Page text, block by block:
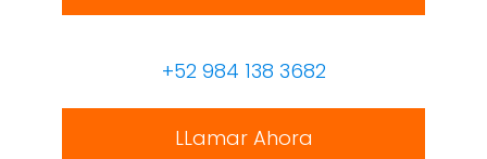
+52 984 138 3682
LLamar Ahora